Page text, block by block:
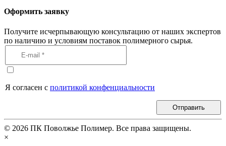
Оформить заявку
Получите исчерпывающую консультацию от наших экспертов
по наличию и условиям поставок полимерного сырья.
Я согласен с политикой конфенциальности
Отправить
© 2026 ПК Поволжье Полимер. Все права защищены.
×